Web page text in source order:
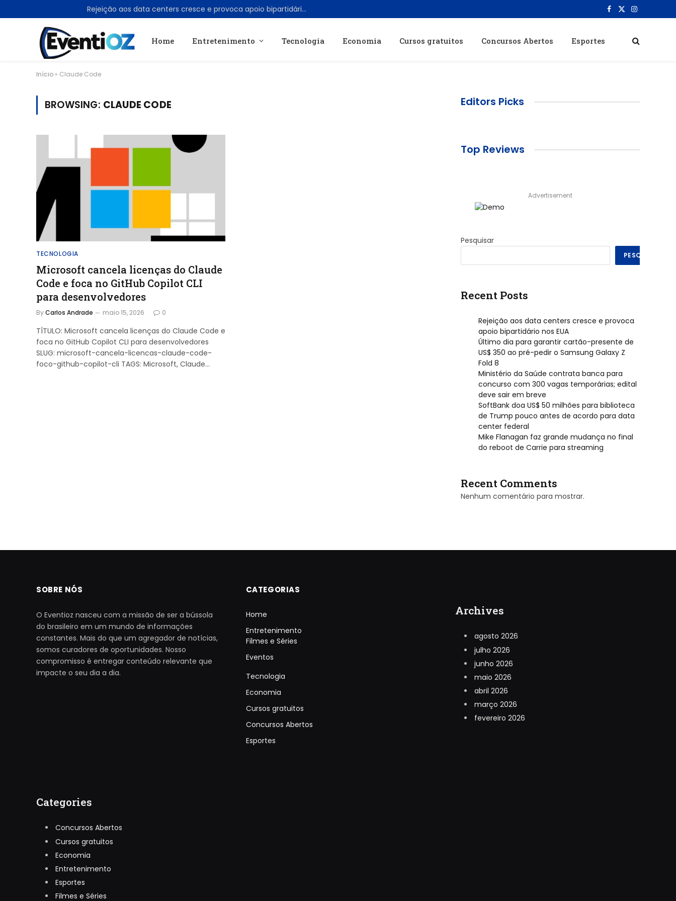
Rejeição aos data centers cresce e provoca apoio bipartidário nos EUA Facebook
X
Instagram
Home Entretenimento Tecnologia Economia Cursos gratuitos Concursos Abertos Esportes
Início » Claude Code
BROWSING: CLAUDE CODE
TECNOLOGIA
Microsoft cancela licenças do Claude
Code e foca no GitHub Copilot CLI
para desenvolvedores
ByCarlos Andrade maio 15, 2026 0
TÍTULO: Microsoft cancela licenças do Claude Code e
foca no GitHub Copilot CLI para desenvolvedores
SLUG: microsoft-cancela-licencas-claude-code-
foco-github-copilot-cli TAGS: Microsoft, Claude…
Editors Picks
Top Reviews
Advertisement
Pesquisar
PESQUISAR
Recent Posts
Rejeição aos data centers cresce e provoca
apoio bipartidário nos EUA
Último dia para garantir cartão-presente de
US$ 350 ao pré-pedir o Samsung Galaxy Z
Fold 8
Ministério da Saúde contrata banca para
concurso com 300 vagas temporárias; edital
deve sair em breve
SoftBank doa US$ 50 milhões para biblioteca
de Trump pouco antes de acordo para data
center federal
Mike Flanagan faz grande mudança no final
do reboot de Carrie para streaming
Recent Comments
Nenhum comentário para mostrar.
SOBRE NÓS
O Eventioz nasceu com a missão de ser a bússola
do brasileiro em um mundo de informações
constantes. Mais do que um agregador de notícias,
somos curadores de oportunidades. Nosso
compromisso é entregar conteúdo relevante que
impacte o seu dia a dia.
CATEGORIAS
Home
Entretenimento
Filmes e Séries
Eventos
Tecnologia
Economia
Cursos gratuitos
Concursos Abertos
Esportes
Archives
agosto 2026
julho 2026
junho 2026
maio 2026
abril 2026
março 2026
fevereiro 2026
Categories
Concursos Abertos
Cursos gratuitos
Economia
Entretenimento
Esportes
Filmes e Séries